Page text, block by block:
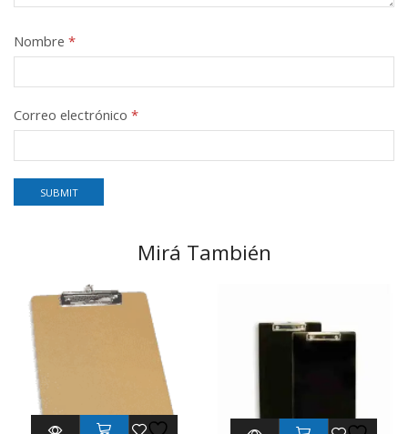
Nombre *
Correo electrónico *
Mirá También